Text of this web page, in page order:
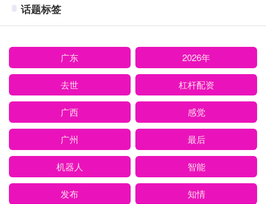
话题标签
广东 2026年
去世 杠杆配资
广西 感觉
广州 最后
机器人 智能
发布 知情